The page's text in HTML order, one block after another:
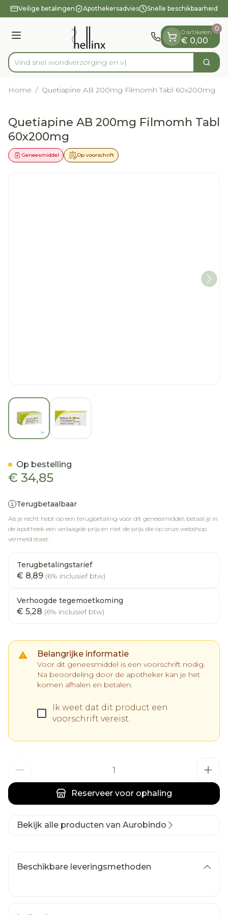
Ga naar de inhoud
1 van 1
Veilige betalingen Apothekersadvies Snelle beschikbaarheid
Menu
Product, merk, categorie...
Vind snel wondverzo Zoek
0 artikelen
€ 0,00
0
Home / Quetiapine AB 200mg Filmomh Tabl 60x200mg
Quetiapine AB 200mg Filmomh Tabl
60x200mg
Op voorschrift
Geneesmiddel
View larger image
€ 34,85
Terugbetaalbaar
Als je recht hebt op een terugbetaling voor dit geneesmiddel, betaal je in
de apotheek een verlaagde prijs en niet de prijs die op onze webshop
vermeld staat.
Terugbetalingstarief
€ 8,89 (6% inclusief btw)
Verhoogde tegemoetkoming
€ 5,28 (6% inclusief btw)
Belangrijke informatie
Voor dit geneesmiddel is een voorschrift nodig.
Na beoordeling door de apotheker kan je het
komen afhalen en betalen.
Ik weet dat dit product een
voorschrift vereist.
Reserveer voor ophaling
Op bestelling
Bekijk alle producten van Aurobindo
Beschikbare leveringsmethoden